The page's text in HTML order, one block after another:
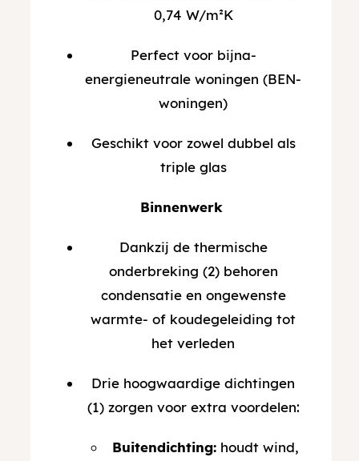
0,74 W/m²K
Perfect voor bijna-
energieneutrale woningen (BEN-
woningen)
Geschikt voor zowel dubbel als
triple glas
Binnenwerk
Dankzij de thermische
onderbreking (2) behoren
condensatie en ongewenste
warmte- of koudegeleiding tot
het verleden
Drie hoogwaardige dichtingen
(1) zorgen voor extra voordelen:
Buitendichting:houdt wind,